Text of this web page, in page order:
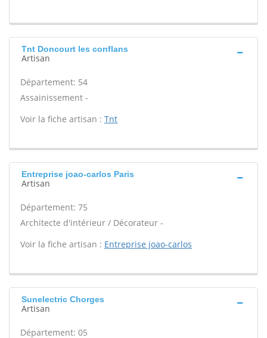
Tnt Doncourt les conflans
Artisan
Département: 54
Assainissement -
Voir la fiche artisan : Tnt
Entreprise joao-carlos Paris
Artisan
Département: 75
Architecte d'intérieur / Décorateur -
Voir la fiche artisan : Entreprise joao-carlos
Sunelectric Chorges
Artisan
Département: 05